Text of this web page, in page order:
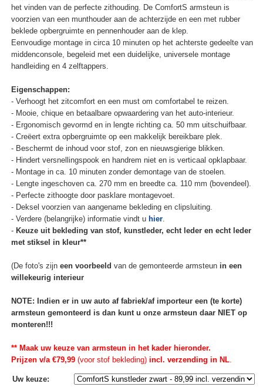
het vinden van de perfecte zithouding. De ComfortS armsteun is
voorzien van een munthouder aan de achterzijde en een met rubber
beklede opbergruimte en pennenhouder aan de klep.
Eenvoudige montage in circa 10 minuten op het achterste gedeelte van
middenconsole, begeleid met een duidelijke, universele montage
handleiding en 4 zelftappers.
Eigenschappen:
- Verhoogt het zitcomfort en een must om comfortabel te reizen.
- Mooie, chique en betaalbare opwaardering van het auto-interieur.
- Ergonomisch gevormd en in lengte richting ca. 50 mm uitschuifbaar.
- Creëert extra opbergruimte op een makkelijk bereikbare plek.
- Beschermt de inhoud voor stof, zon en nieuwsgierige blikken.
- Hindert versnellingspook en handrem niet en is verticaal opklapbaar.
- Montage in ca. 10 minuten zonder demontage van de stoelen.
- Lengte ingeschoven ca. 270 mm en breedte ca. 110 mm (bovendeel).
- Perfecte zithoogte door pasklare montagevoet.
- Deksel voorzien van aangename bekleding en clipsluiting.
- Verdere (belangrijke) informatie vindt u hier.
- Keuze uit bekleding van stof, kunstleder, echt leder en echt leder
met stiksel in kleur**
(De foto's zijn een voorbeeld van de gemonteerde armsteun in een
willekeurig interieur
NOTE: Indien er in uw auto af fabriek/af importeur een (te korte)
armsteun gemonteerd is dan kunt u onze armsteun daar NIET op
monteren!!!
** Maak uw keuze van armsteun in het kader hieronder.
Prijzen v/a €79,99(voor stof bekleding)incl. verzending in NL.
Uw keuze: